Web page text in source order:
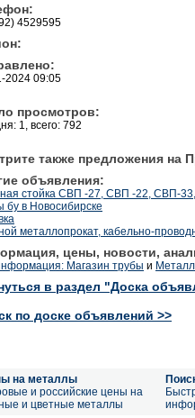
4529595
2024 09:05
просмотров:
1, всего: 792
также предложения на
объявления:
стойка СВП -27, СВП -22, СВП-
бу в Новосибирске
металлопрокат, кабельно-
цены, новости,
Магазин трубы и
в раздел "Доска
по доске объявлений >>
на металлы
и российские цены на
и цветные металлы